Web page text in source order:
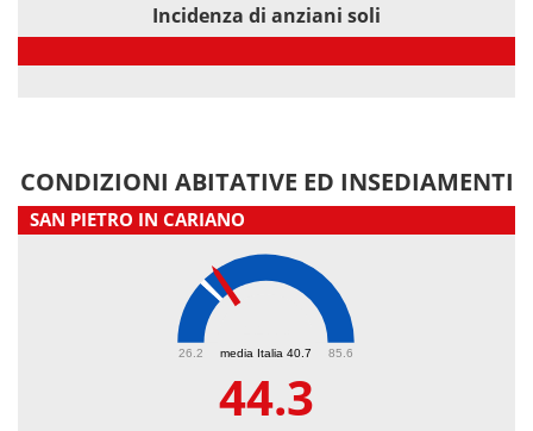
Incidenza di anziani soli
CONDIZIONI ABITATIVE ED INSEDIAMENTI
SAN PIETRO IN CARIANO
media Italia 40.7
26.2 85.6
44.3